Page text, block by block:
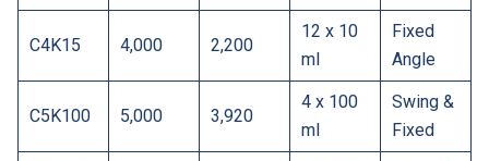
C4K15 4,000 2,200
12 x 10
ml
Fixed
Angle
C5K100 5,000 3,920
4 x 100
ml
Swing &
Fixed